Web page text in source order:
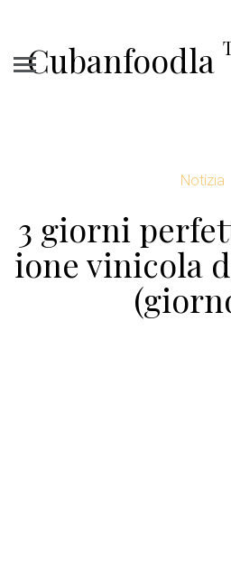
Cubanfoodla
Notizia
3 giorni
ione vinicola